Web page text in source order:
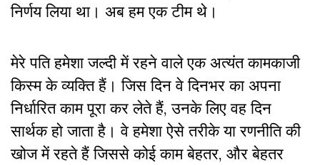
निर्णय लिया था। अब हम एक टीम थे।
मेरे पति हमेशा जल्दी में रहने वाले एक अत्यंत कामकाजी
किस्म के व्यक्ति हैं। जिस दिन वे दिनभर का अपना
निर्धारित काम पूरा कर लेते हैं, उनके लिए वह दिन
सार्थक हो जाता है। वे हमेशा ऐसे तरीके या रणनीति की
खोज में रहते हैं जिससे कोई काम बेहतर, और बेहतर